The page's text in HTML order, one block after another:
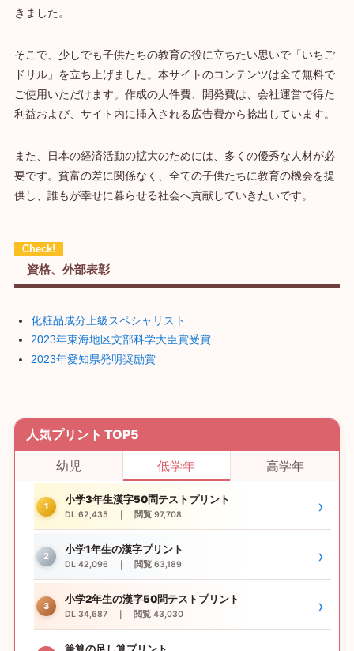
きました。
そこで、少しでも子供たちの教育の役に立ちたい思いで「いちご
ドリル」を立ち上げました。本サイトのコンテンツは全て無料で
ご使用いただけます。作成の人件費、開発費は、会社運営で得た
利益および、サイト内に挿入される広告費から捻出しています。
また、日本の経済活動の拡大のためには、多くの優秀な人材が必
要です。貧富の差に関係なく、全ての子供たちに教育の機会を提
供し、誰もが幸せに暮らせる社会へ貢献していきたいです。
資格、外部表彰
化粧品成分上級スペシャリスト
2023年東海地区文部科学大臣賞受賞
2023年愛知県発明奨励賞
人気プリント TOP5
幼児
低学年 高学年
1
小学3年生漢字50問テストプリント
DL 62,435 ｜ 閲覧 97,708 ›
2
小学1年生の漢字プリント
DL 42,096 ｜ 閲覧 63,189 ›
3
小学2年生の漢字50問テストプリント
DL 34,687 ｜ 閲覧 43,030 ›
筆算の足し算プリント